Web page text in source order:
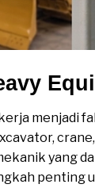
menjadi
yang
penting